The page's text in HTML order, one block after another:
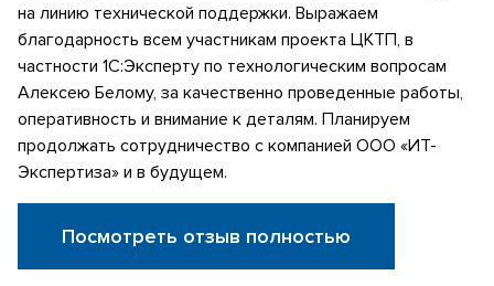
на линию технической поддержки. Выражаем
благодарность всем участникам проекта ЦКТП, в
частности 1С:Эксперту по технологическим вопросам
Алексею Белому, за качественно проведенные работы,
оперативность и внимание к деталям. Планируем
продолжать сотрудничество с компанией ООО «ИТ-
Экспертиза» и в будущем.
Посмотреть отзыв полностью